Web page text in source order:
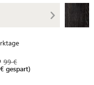
99 €
gespart)